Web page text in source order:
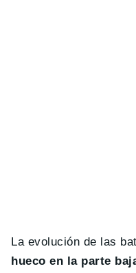
La evolución de las
hueco en la parte